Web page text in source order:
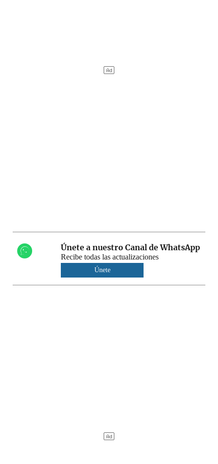
Únete a nuestro Canal de WhatsApp
Recibe todas las actualizaciones
Únete